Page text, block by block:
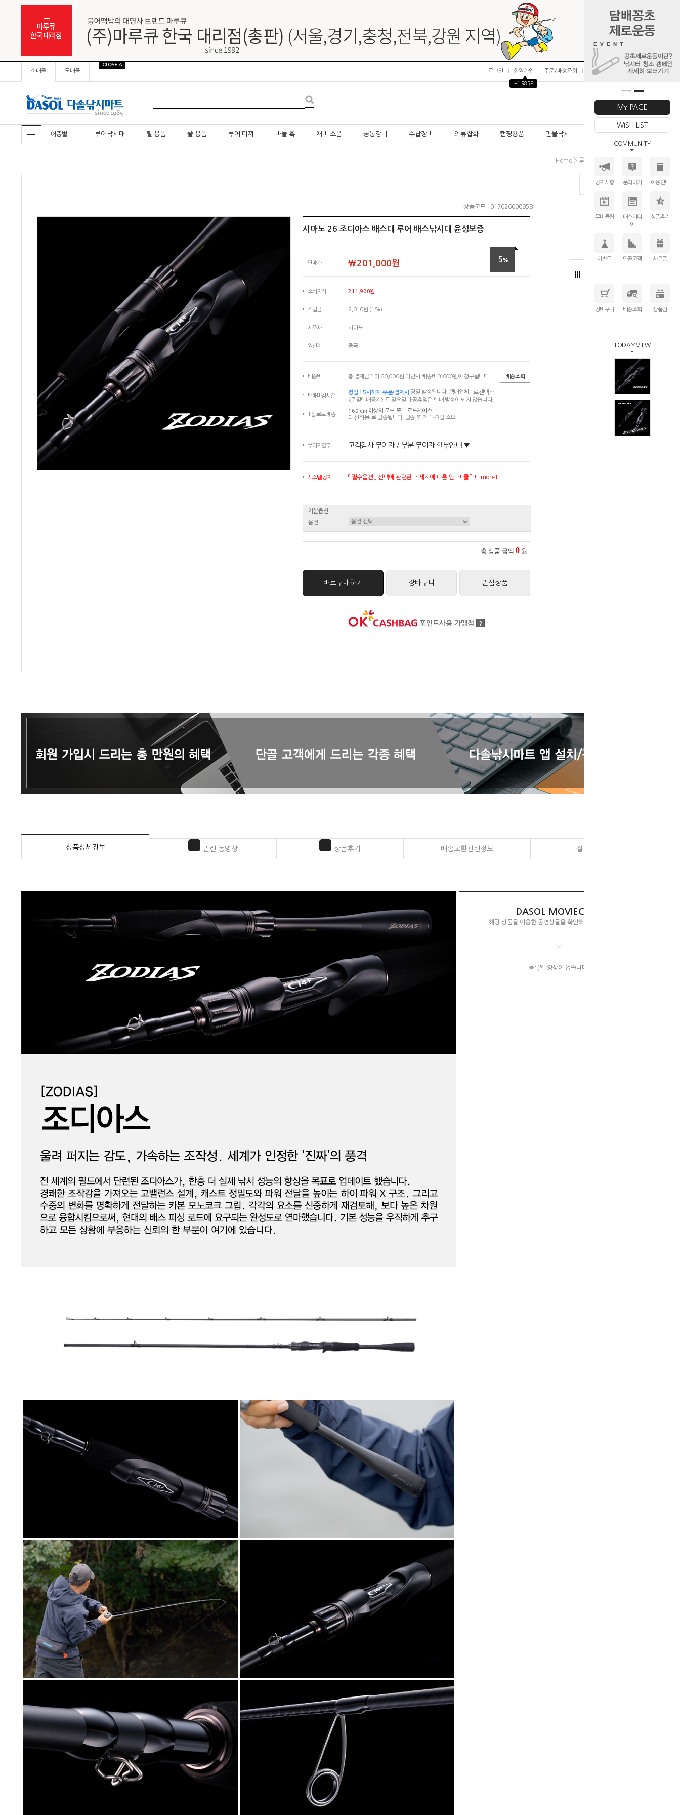
MY PAGE
WISH LIST
COMMUNITY
공지사항 문의하기 이용안내
무비클립
매스미디
어
상품후기
이벤트 단골고객 사은품
장바구니 배송조회 상품권
TODAY VIEW
소매몰 도매몰 로그인 회원가입
▲
+1,985P
주문/배송조회 마이페이지
어종별 루어낚시대 릴·용품 줄·용품 루어·미끼 바늘·훅 채비·소품 공통장비 수납장비 의류잡화 캠핑용품 민물낚시 바다낚시
Home > 루어낚시대
상품코드 : 017026000958
시마노 26 조디아스 배스대 루어 배스낚시대 윤성보증
판매가 ￦201,000원 5%
소비자가 211,900원
적립금 2,010원 (1%)
제조사 시마노
원산지 중국
배송비 총 결제금액이 60,000원 미만시 배송비 3,000원이 청구됩니다. 배송조회
택배마감시간
평일 15시까지 주문/결제시 당일 발송됩니다. 택배업체 : 로젠택배
<주말택배공지> 토,일요일과 공휴일은 택배 발송이 되지 않습니다.
1절 로드 배송
160 cm 이상의 로드 또는 로드케이스
대신화물 로 발송됩니다. 발송 후 약 1~3일 소요
무이자할부 고객감사 무이자 / 부분 무이자 할부안내 ▼
시스템 공지 「 필수옵션 」 선택에 관련된 메세지에 따른 안내! 클릭!! more+
기본옵션
옵션
총 상품 금액 0 원
바로구매하기 장바구니 관심상품
포인트사용 가맹점 ?
상품상세정보 관련 동영상 상품후기 배송교환관련정보 질문과 대답
DASOL MOVIECLIPS
해당 상품을 이용한 동영상들을 확인해 보실 수 있습니다.
등록된 영상이 없습니다.